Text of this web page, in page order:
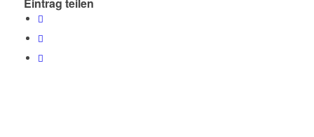
Eintrag teilen